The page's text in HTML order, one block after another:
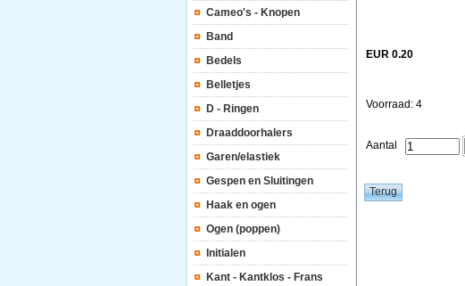
Cameo's - Knopen
Band
Bedels
Belletjes
D - Ringen
Draaddoorhalers
Garen/elastiek
Gespen en Sluitingen
Haak en ogen
Ogen (poppen)
Initialen
Kant - Kantklos - Frans
EUR 0.20
Voorraad: 4
Aantal